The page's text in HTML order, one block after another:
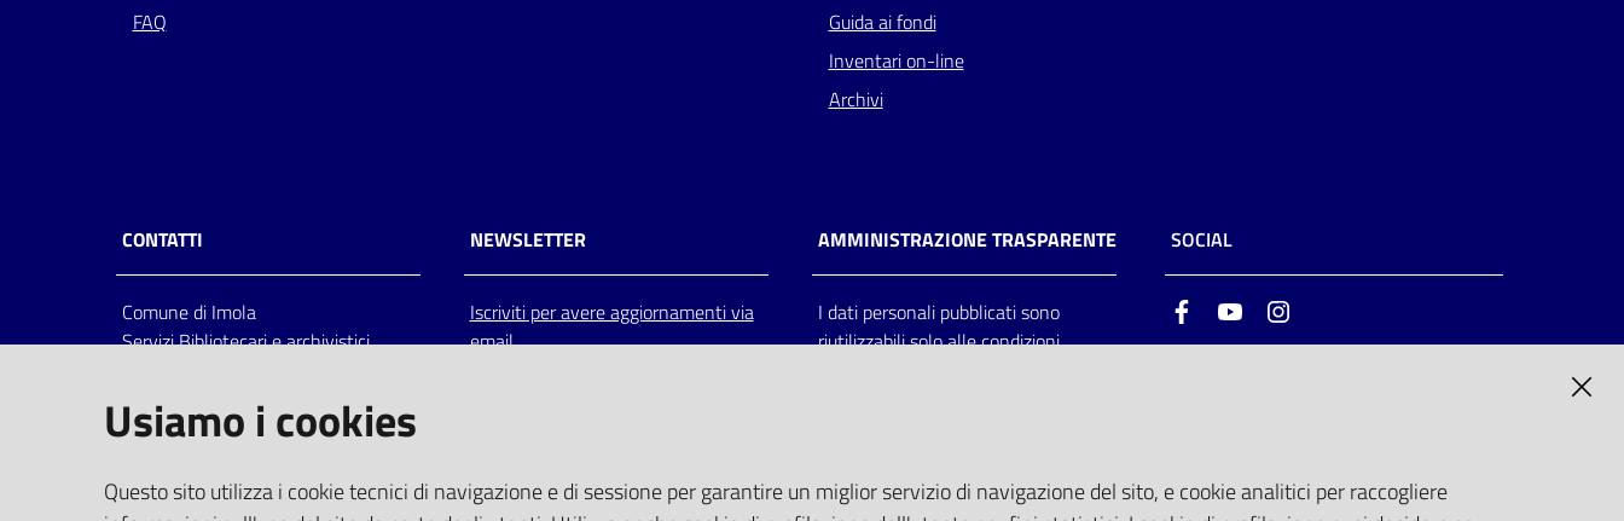
FAQ
Guida ai fondi
Inventari on-line
Archivi
CONTATTI
Comune di Imola
Servizi Bibliotecari e archivistici
Italia
centralino: tel 0542.6026.36 fax
bim@comune.imola.bo.it
PEC
NEWSLETTER
Iscriviti per avere aggiornamenti via
email
AMMINISTRAZIONE TRASPARENTE
I dati personali pubblicati sono
riutilizzabili solo alle condizioni
SOCIAL
FacebookYoutube
Usiamo i cookies
Questo sito utilizza i cookie tecnici di navigazione e di sessione per garantire un miglior servizio di navigazione del sito, e cookie analitici per raccogliere